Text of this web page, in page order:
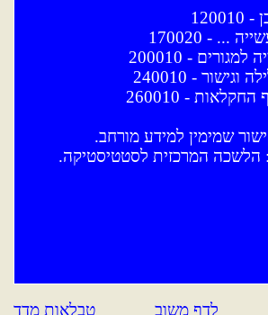
- 170020
- 200010
- 240010
- 260010
שמימין למידע מורחב.
הלשכה המרכזית לסטטיסטיקה.
טבלאות מדד לדף משוב